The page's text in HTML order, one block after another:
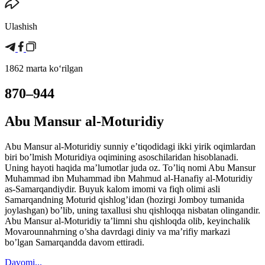
Ulashish
1862 marta koʻrilgan
870–944
Abu Mansur al-Moturidiy
Abu Mansur al-Moturidiy sunniy e’tiqodidagi ikki yirik oqimlardan
biri bo’lmish Moturidiya oqimining asoschilaridan hisoblanadi.
Uning hayoti haqida ma’lumotlar juda oz. To’liq nomi Abu Mansur
Muhammad ibn Muhammad ibn Mahmud al-Hanafiy al-Moturidiy
as-Samarqandiydir. Buyuk kalom imomi va fiqh olimi asli
Samarqandning Moturid qishlog’idan (hozirgi Jomboy tumanida
joylashgan) bo’lib, uning taxallusi shu qishloqqa nisbatan olingandir.
Abu Mansur al-Moturidiy ta’limni shu qishloqda olib, keyinchalik
Movarounnahrning o’sha davrdagi diniy va ma’rifiy markazi
bo’lgan Samarqandda davom ettiradi.
Davomi...